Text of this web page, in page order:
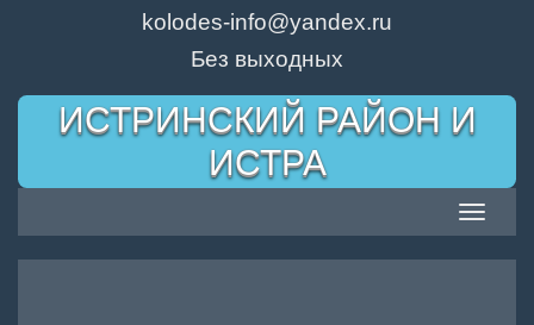
kolodes-info@yandex.ru
Без выходных
Skip
ИСТРИНСКИЙ РАЙОН И
ИСТРА
Toggle